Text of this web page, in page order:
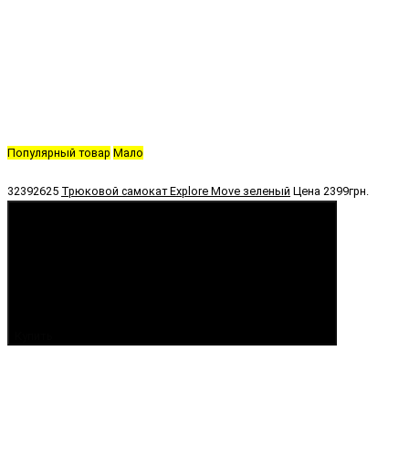
Популярный товар Мало
32392625 Трюковой самокат Explore Move зеленый Цена 2399грн.